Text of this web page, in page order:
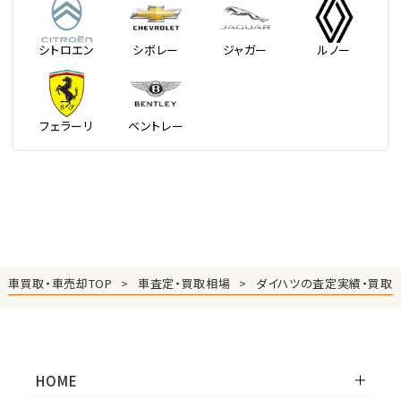
シトロエン シボレー ジャガー ルノー
フェラーリ ベントレー
車買取・車売却TOP 車査定・買取相場 ダイハツの査定実績・買取
HOME